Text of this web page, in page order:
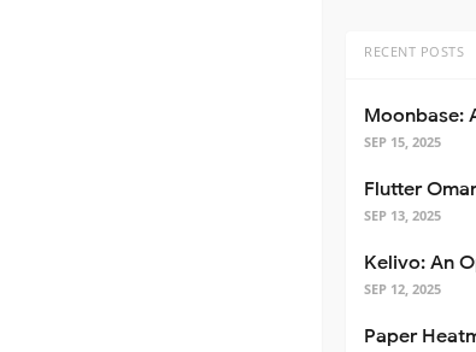
RECENT POSTS
SEP 15, 2025
SEP 13, 2025
SEP 12, 2025